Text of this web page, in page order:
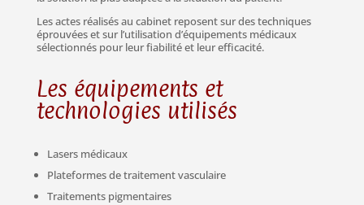
Les actes réalisés au cabinet reposent sur des techniques
éprouvées et sur l’utilisation d’équipements médicaux
sélectionnés pour leur fiabilité et leur efficacité.
Les équipements et
technologies utilisés
Lasers médicaux
Plateformes de traitement vasculaire
Traitements pigmentaires